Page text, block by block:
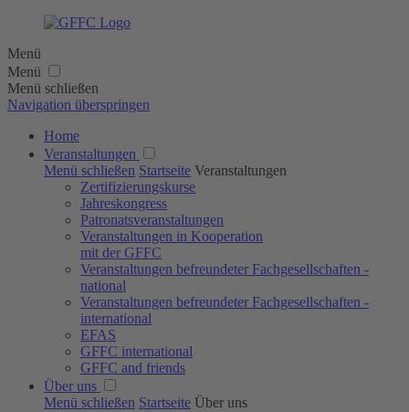
Menü
Menü
Menü schließen
Navigation überspringen
Home
Veranstaltungen
Menü schließen Startseite Veranstaltungen
Zertifizierungs­kurse
Jahres­kongress
Patronats­veranstaltungen
Veranstaltungen in Kooperation
mit der GFFC
Veranstaltungen befreundeter Fachgesellschaften -
national
Veranstaltungen befreundeter Fachgesellschaften -
international
EFAS
GFFC international
GFFC and friends
Über uns
Menü schließen Startseite Über uns